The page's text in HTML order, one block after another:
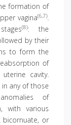
formation of
vagina(6,7).
(8): the
by their
to form the
of
cavity.
any of those
of
with various
bicornuate, or